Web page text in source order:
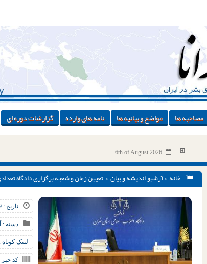
مصاحبه ها مواضع و بیانیه ها نامه های وارده گزارشات دوره ای
6th of August 2026
خانه >آرشیو,اندیشه و بیان> تعیین زمان و شعبه برگزاری دادگاه تعدادی
تاریخ : 1399/03/19
دسته :
لینک کوتاه :
کد خبر :